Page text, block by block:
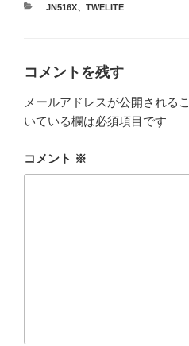
カ
JN516X、 TWELITE
コメントを残す
メールアドレスが公開される
いている欄は必須項目です
コメント ※